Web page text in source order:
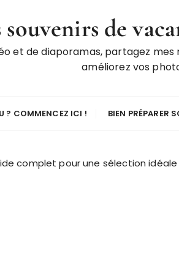
de
et de diaporamas, partagez
améliorez vos
? COMMENCEZ ICI ! BIEN PRÉPARER
complet pour une sélection idéale